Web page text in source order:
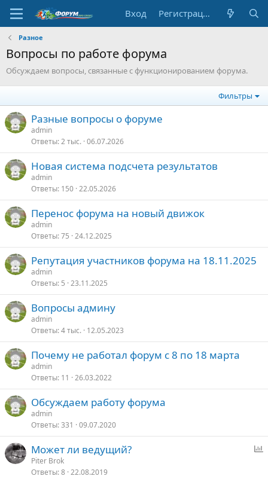
Вход Регистрация
Разное
Вопросы по работе форума
Обсуждаем вопросы, связанные с функционированием форума.
Фильтры
Разные вопросы о форуме
admin
Ответы 2 тыс. 06.07.2026
Новая система подсчета результатов
admin
Ответы 150 22.05.2026
Перенос форума на новый движок
admin
Ответы 75 24.12.2025
Репутация участников форума на 18.11.2025
admin
Ответы 5 23.11.2025
Вопросы админу
admin
Ответы 4 тыс. 12.05.2023
Почему не работал форум с 8 по 18 марта
admin
Ответы 11 26.03.2022
Обсуждаем работу форума
admin
Ответы 331 09.07.2020
Может ли ведущий?
Piter Brok
Ответы 8 22.08.2019